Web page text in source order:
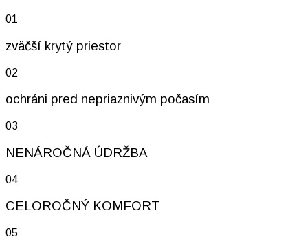
01
zväčší krytý priestor
02
ochráni pred nepriaznivým počasím
03
NENÁROČNÁ ÚDRŽBA
04
CELOROČNÝ KOMFORT
05